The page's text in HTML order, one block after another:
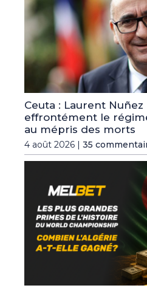
Ceuta : Laurent
effrontément le
au mépris des morts
4 août 2026 | 35